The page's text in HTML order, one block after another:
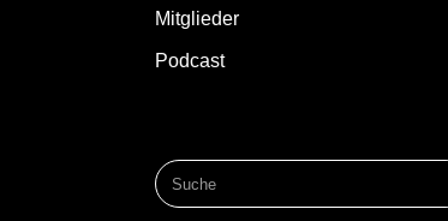
Mitglieder
Podcast